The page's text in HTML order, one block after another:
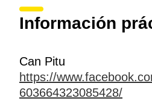
Información
Can Pitu
https://
603664323085428/